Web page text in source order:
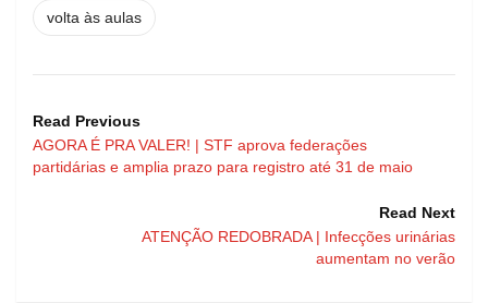
volta às aulas
Read Previous
AGORA É PRA VALER! | STF aprova federações
partidárias e amplia prazo para registro até 31 de maio
Read Next
ATENÇÃO REDOBRADA | Infecções urinárias
aumentam no verão